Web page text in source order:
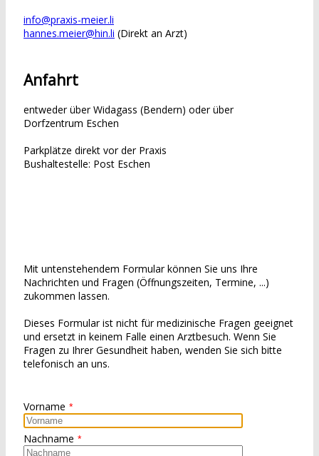
info@praxis-meier.li
hannes.meier@hin.li (Direkt an Arzt)
Anfahrt
entweder über Widagass (Bendern) oder über
Dorfzentrum Eschen
Parkplätze direkt vor der Praxis
Bushaltestelle: Post Eschen
Mit untenstehendem Formular können Sie uns Ihre
Nachrichten und Fragen (Öffnungszeiten, Termine, ...)
zukommen lassen.
Dieses Formular ist nicht für medizinische Fragen geeignet
und ersetzt in keinem Falle einen Arztbesuch. Wenn Sie
Fragen zu Ihrer Gesundheit haben, wenden Sie sich bitte
telefonisch an uns.
Vorname *
Nachname *